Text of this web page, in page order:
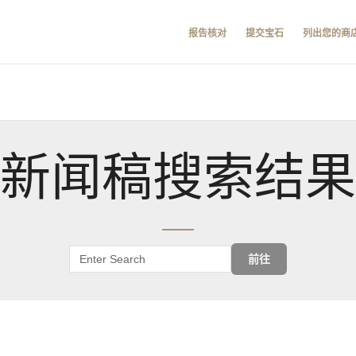
报告核对 提交宝石 列出您的商
新闻稿搜索结果
前往